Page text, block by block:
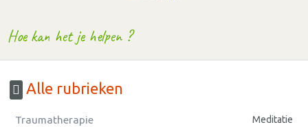
Hoe kan het je helpen ?
Alle rubrieken
Traumatherapie Meditatie